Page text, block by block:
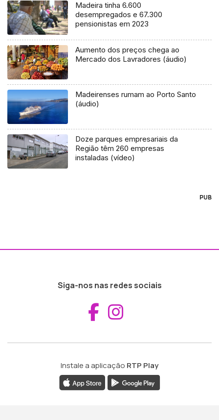
Madeira tinha 6.600
desempregados e 67.300
pensionistas em 2023
Aumento dos preços chega ao
Mercado dos Lavradores (áudio)
Madeirenses rumam ao Porto Santo
(áudio)
Doze parques empresariais da
Região têm 260 empresas
instaladas (vídeo)
PUB
Siga-nos nas redes sociais
Aceder ao
Instale a aplicação RTP Play